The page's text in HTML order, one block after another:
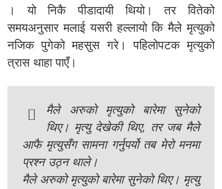
। यो निकै पीडादायी थियो। तर वितेको
समयअनुसार मलाई यसरी हल्लायो कि मैले मृत्युको
नजिक पुगेको महसुस गरे। पहिलोपटक मृत्युको
त्रास थाहा पाएँ।
मैले अरुको मृत्युको बारेमा सुनेको
थिए। मृत्यु देखेकी थिए, तर जब मैले
आफै मृत्युसँग सामना गर्नुपर्यो तब मेरो मनमा
प्रश्न उठ्न थाले।
मैले अरुको मृत्युको बारेमा सुनेको थिए। मृत्यु